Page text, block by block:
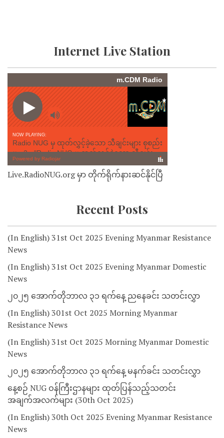
Internet Live Station
Live.RadioNUG.org မှာ တိုက်ရိုက်နားဆင်နိုင်ပြီ
Recent Posts
(In English) 31st Oct 2025 Evening Myanmar Resistance
News
(In English) 31st Oct 2025 Evening Myanmar Domestic
News
၂၀၂၅ အောက်တိုဘာလ ၃၁ ရက်နေ့ ညနေခင်း သတင်းလွှာ
(In English) 301st Oct 2025 Morning Myanmar
Resistance News
(In English) 31st Oct 2025 Morning Myanmar Domestic
News
၂၀၂၅ အောက်တိုဘာလ ၃၁ ရက်နေ့ မနက်ခင်း သတင်းလွှာ
နေ့စဉ် NUG ဝန်ကြီးဌာနများ ထုတ်ပြန်သည့်သတင်း
အချက်အလက်များ (30th Oct 2025)
(In English) 30th Oct 2025 Evening Myanmar Resistance
News